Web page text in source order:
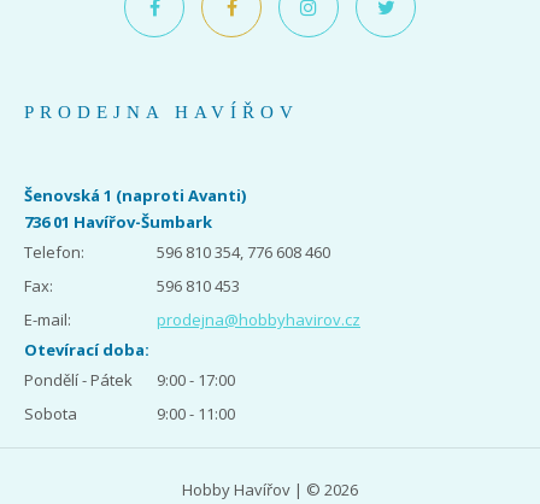
PRODEJNA HAVÍŘOV
Šenovská 1 (naproti Avanti)
736 01 Havířov-Šumbark
Telefon:
596 810 354, 776 608 460
Fax:
596 810 453
E-mail:
prodejna@hobbyhavirov.cz
Otevírací doba:
Pondělí - Pátek
9:00 - 17:00
Sobota
9:00 - 11:00
Hobby Havířov | © 2026